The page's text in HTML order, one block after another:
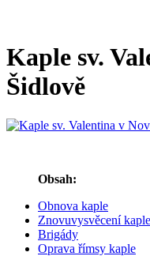
Kaple sv.
Šidlově
Obsah:
Obnova kaple
Znovuvysvěcení kaple
Brigády
Oprava římsy kaple